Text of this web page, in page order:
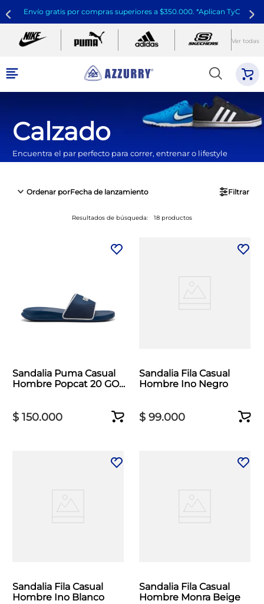
Envío gratis por compras superiores a $350.000. *Aplican TyC
Ver todas
Calzado
Encuentra el par perfecto para correr, entrenar o lifestyle
Ordenar porFecha de lanzamiento Filtrar
Resultados de búsqueda: 18 productos
Sandalia Puma Casual
Hombre Popcat 20 GO
$ 150.000
Sandalia Fila Casual
Hombre Ino Negro
$ 99.000
Sandalia Fila Casual
Hombre Ino Blanco
Sandalia Fila Casual
Hombre Monra Beige